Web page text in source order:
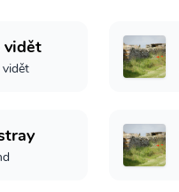
vidět